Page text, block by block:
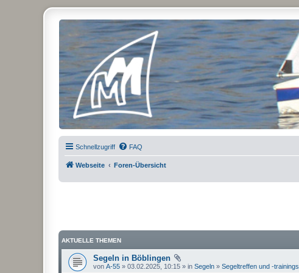
Micro Magic Forum Deutschland
Schnellzugriff FAQ
Webseite Foren-Übersicht
AKTUELLE THEMEN
Segeln in Böblingen
von A-55 » 03.02.2025, 10:15 » in Segeln » Segeltreffen und -trainings